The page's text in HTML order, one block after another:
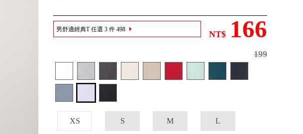
男舒適經典T 任選 3 件 498
NT$ 166
199
XS S M L